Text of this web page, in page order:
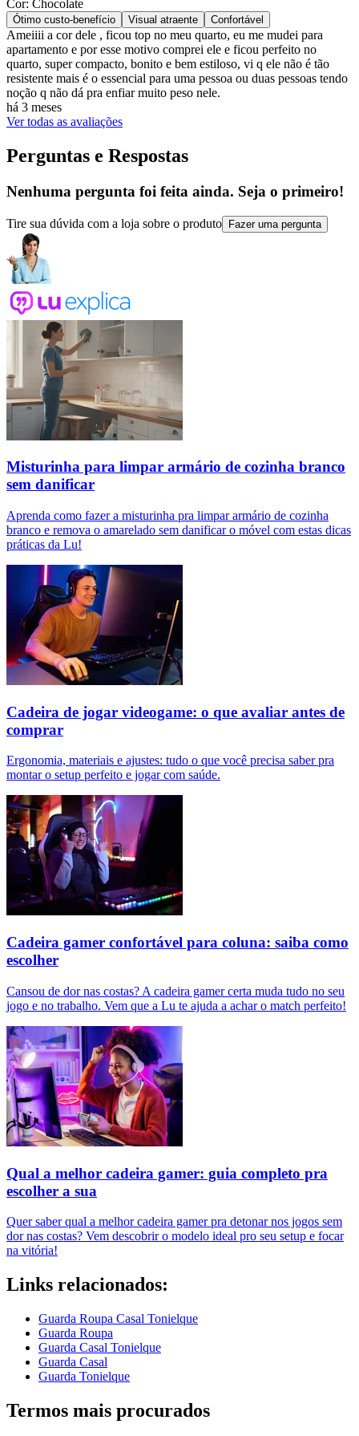
Cor: Chocolate
Ótimo custo-benefício Visual atraente Confortável
Ameiiii a cor dele , ficou top no meu quarto, eu me mudei para
apartamento e por esse motivo comprei ele e ficou perfeito no
quarto, super compacto, bonito e bem estiloso, vi q ele não é tão
resistente mais é o essencial para uma pessoa ou duas pessoas tendo
noção q não dá pra enfiar muito peso nele.
há 3 meses
Ver todas as avaliações
Perguntas e Respostas
Nenhuma pergunta foi feita ainda. Seja o primeiro!
Tire sua dúvida com a loja sobre o produto Fazer uma pergunta
Misturinha para limpar armário de cozinha branco
sem danificar
Aprenda como fazer a misturinha pra limpar armário de cozinha
branco e remova o amarelado sem danificar o móvel com estas dicas
práticas da Lu!
Cadeira de jogar videogame: o que avaliar antes de
comprar
Ergonomia, materiais e ajustes: tudo o que você precisa saber pra
montar o setup perfeito e jogar com saúde.
Cadeira gamer confortável para coluna: saiba como
escolher
Cansou de dor nas costas? A cadeira gamer certa muda tudo no seu
jogo e no trabalho. Vem que a Lu te ajuda a achar o match perfeito!
Qual a melhor cadeira gamer: guia completo pra
escolher a sua
Quer saber qual a melhor cadeira gamer pra detonar nos jogos sem
dor nas costas? Vem descobrir o modelo ideal pro seu setup e focar
na vitória!
Links relacionados:
Guarda Roupa Casal Tonielque
Guarda Roupa
Guarda Casal Tonielque
Guarda Casal
Guarda Tonielque
Termos mais procurados